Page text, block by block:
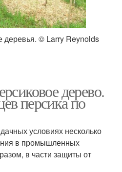
© Larry Reynolds
дерево.
персика по
условиях несколько
в промышленных
в части защиты от